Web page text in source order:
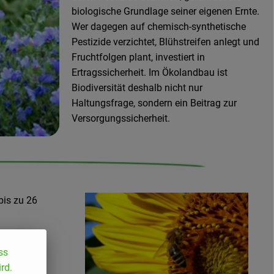
biologische Grundlage seiner eigenen Ernte.
Wer dagegen auf chemisch-synthetische
Pestizide verzichtet, Blühstreifen anlegt und
Fruchtfolgen plant, investiert in
Ertragssicherheit. Im Ökolandbau ist
Biodiversität deshalb nicht nur
Haltungsfrage, sondern ein Beitrag zur
Versorgungssicherheit.
zu 26
aus